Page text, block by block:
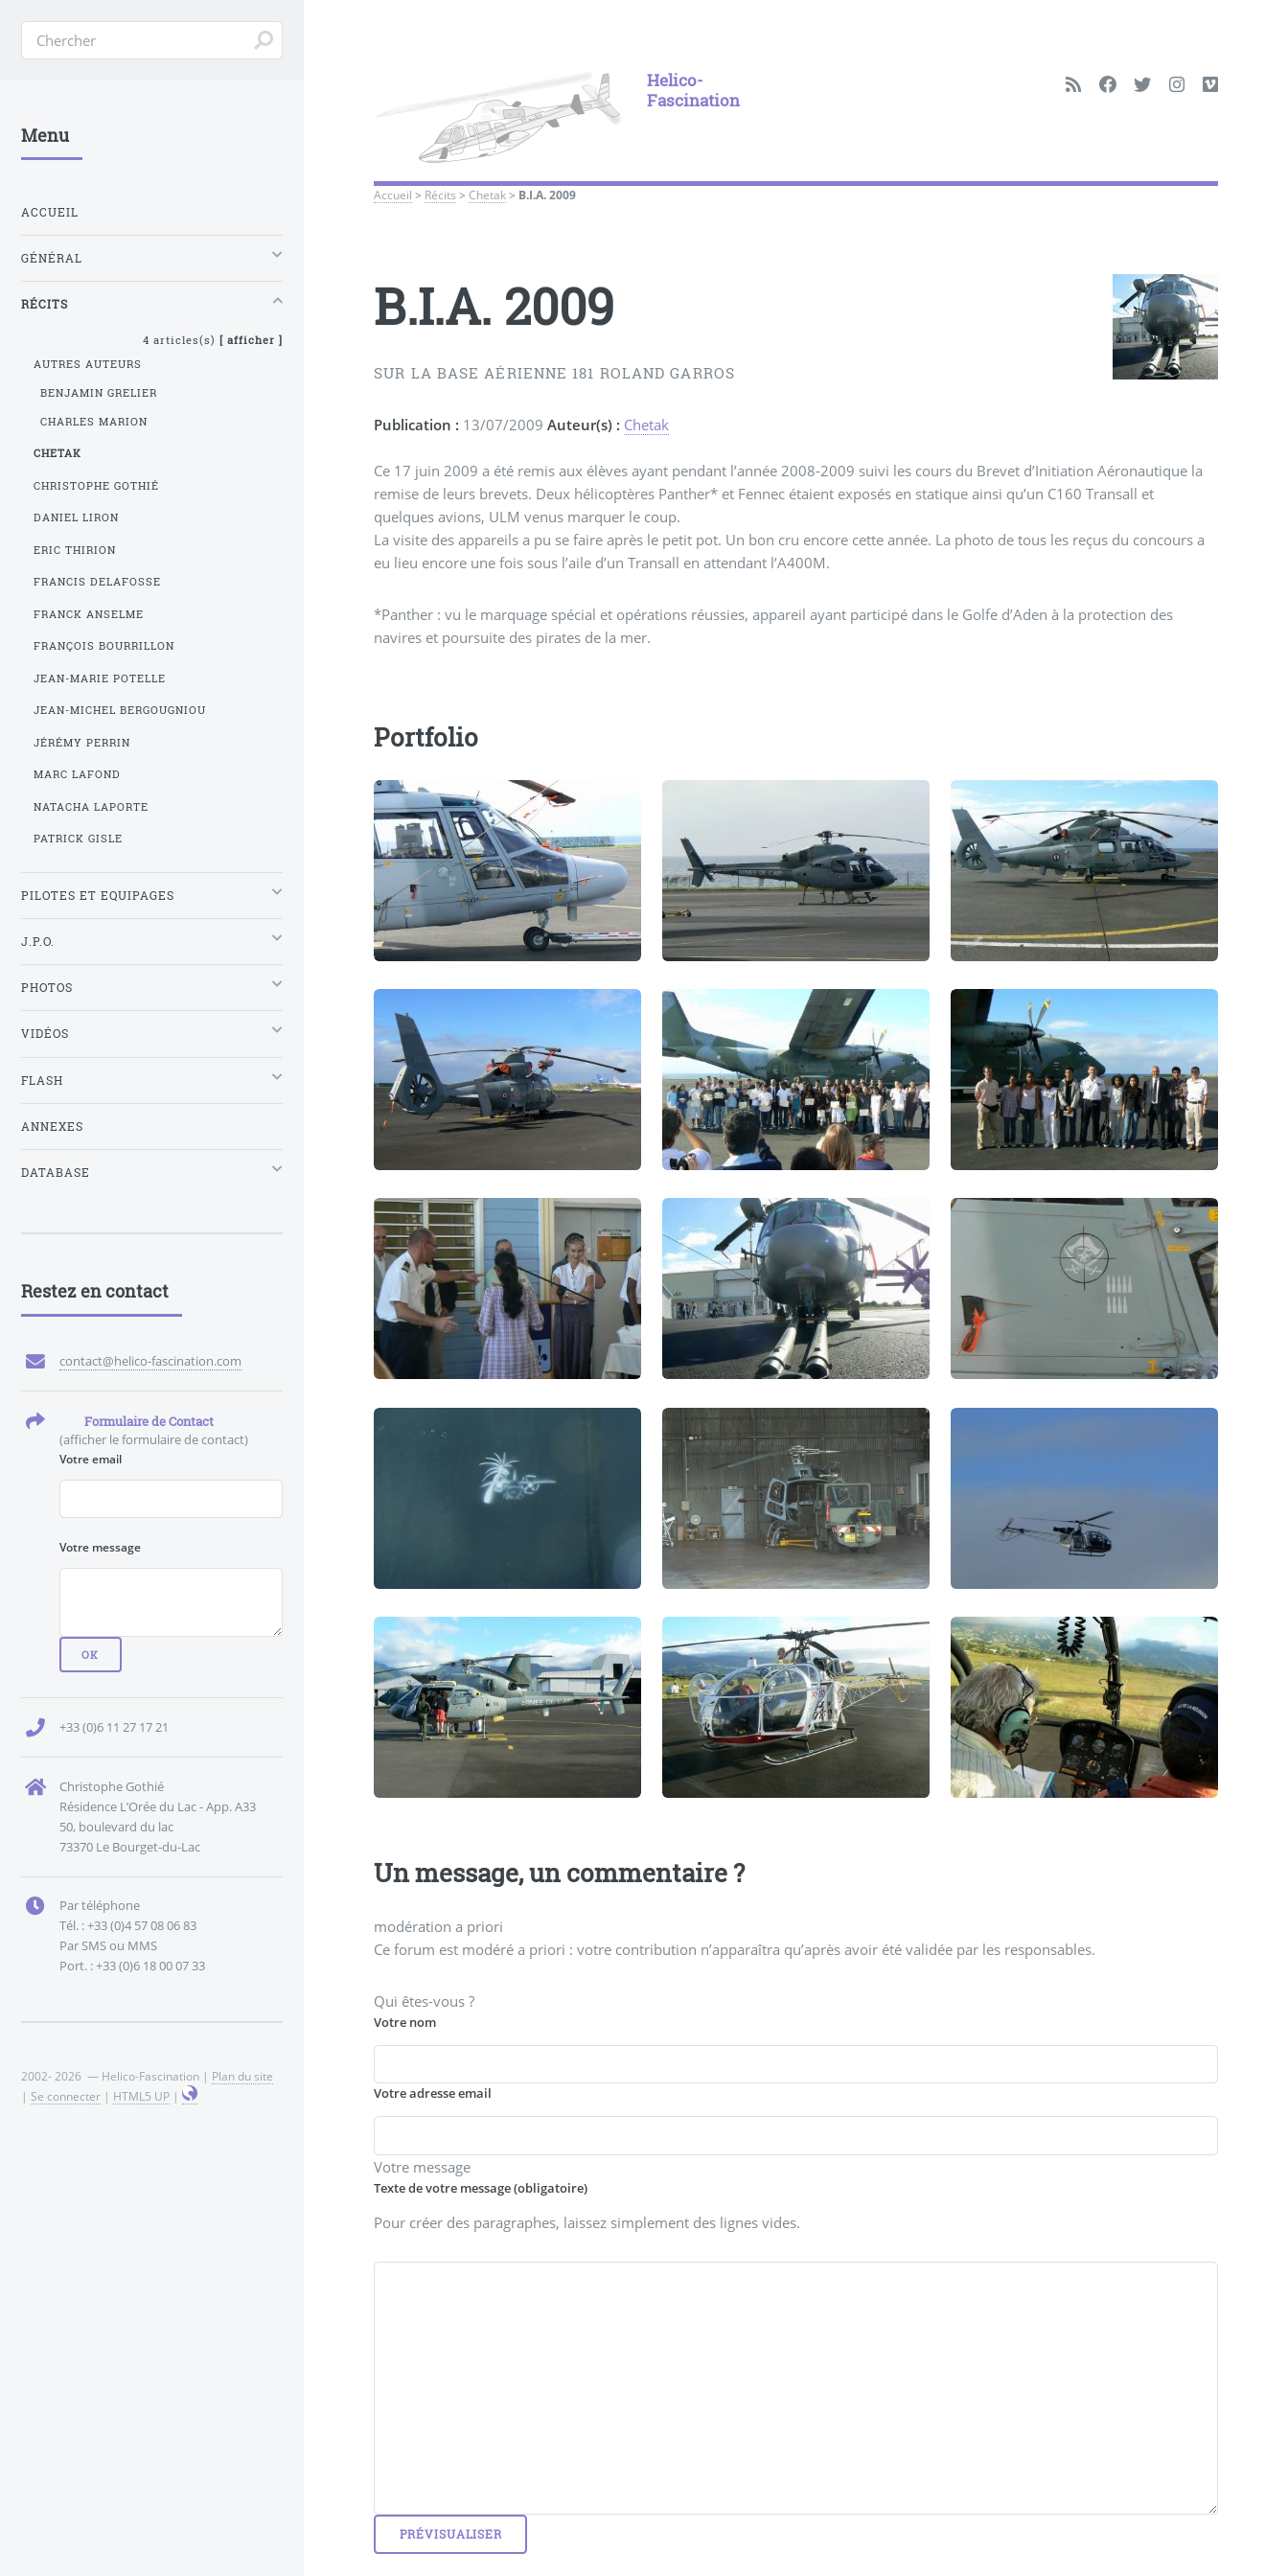
Helico-
Fascination
Accueil > Récits >Chetak> B.I.A. 2009
B.I.A. 2009
SUR LA BASE AÉRIENNE 181 ROLAND GARROS
Publication : 13/07/2009Auteur(s) : Chetak
Ce 17 juin 2009 a été remis aux élèves ayant pendant l’année 2008-2009 suivi les cours du Brevet d’Initiation Aéronautique la
remise de leurs brevets. Deux hélicoptères Panther* et Fennec étaient exposés en statique ainsi qu’un C160 Transall et
quelques avions, ULM venus marquer le coup.
La visite des appareils a pu se faire après le petit pot. Un bon cru encore cette année. La photo de tous les reçus du concours a
eu lieu encore une fois sous l’aile d’un Transall en attendant l’A400M.
*Panther : vu le marquage spécial et opérations réussies, appareil ayant participé dans le Golfe d’Aden à la protection des
navires et poursuite des pirates de la mer.
Portfolio
Un message, un commentaire ?
modération a priori
Ce forum est modéré a priori : votre contribution n’apparaîtra qu’après avoir été validée par les responsables.
Qui êtes-vous ?
Votre nom
Votre adresse email
Votre message
Texte de votre message (obligatoire)
Pour créer des paragraphes, laissez simplement des lignes vides.
Menu
ACCUEIL
GÉNÉRAL
RÉCITS
4 articles(s) [ afficher ]
AUTRES AUTEURS
BENJAMIN GRELIER
CHARLES MARION
CHETAK
CHRISTOPHE GOTHIÉ
DANIEL LIRON
ERIC THIRION
FRANCIS DELAFOSSE
FRANCK ANSELME
FRANÇOIS BOURRILLON
JEAN-MARIE POTELLE
JEAN-MICHEL BERGOUGNIOU
JÉRÉMY PERRIN
MARC LAFOND
NATACHA LAPORTE
PATRICK GISLE
PILOTES ET EQUIPAGES
J.P.O.
PHOTOS
VIDÉOS
FLASH
ANNEXES
DATABASE
Restez en contact
contact@helico-fascination.com
Formulaire de Contact
(afficher le formulaire de contact)
Votre email
Votre message
+33 (0)6 11 27 17 21
Christophe Gothié
Résidence L’Orée du Lac - App. A33
50, boulevard du lac
73370 Le Bourget-du-Lac
Par téléphone
Tél. : +33 (0)4 57 08 06 83
Par SMS ou MMS
Port. : +33 (0)6 18 00 07 33
2002- 2026 — Helico-Fascination | Plan du site
| Se connecter | HTML5 UP |